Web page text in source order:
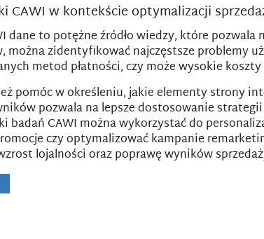
CAWI w kontekście optymalizacji
dane to potężne źródło wiedzy, które
zidentyfikować najczęstsze problemy
metod płatności, czy może wysokie
pomóc w określeniu, jakie elementy strony
pozwala na lepsze dostosowanie
badań CAWI można wykorzystać do
czy optymalizować kampanie
lojalności oraz poprawę wyników